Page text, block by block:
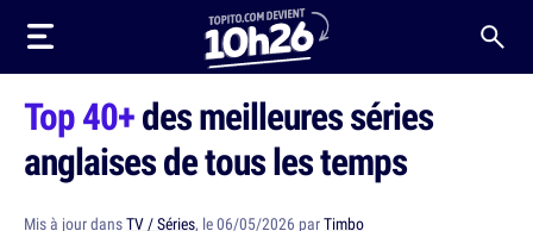
Top 40+des meilleures séries
anglaises de tous les temps
Mis à jour dansTV / Séries, le 06/05/2026 parTimbo